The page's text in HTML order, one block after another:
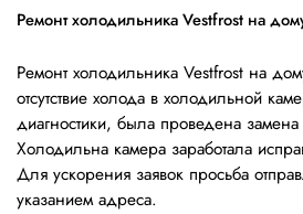
Ремонт холодильника Vestfrost на
Ремонт холодильника Vestfrost на
отсутствие холода в холодильной
диагностики, была проведена замена
Холодильна камера заработала
Для ускорения заявок просьба
указанием адреса.⠀